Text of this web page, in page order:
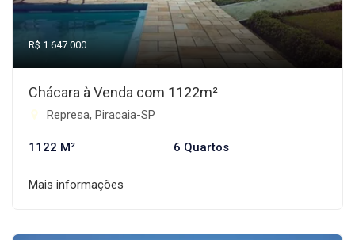
R$ 1.647.000
Chácara à Venda com 1122m²
Represa, Piracaia-SP
1122 M² 6 Quartos
Mais informações